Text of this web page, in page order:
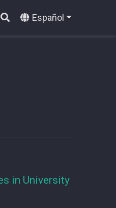
Español
in University